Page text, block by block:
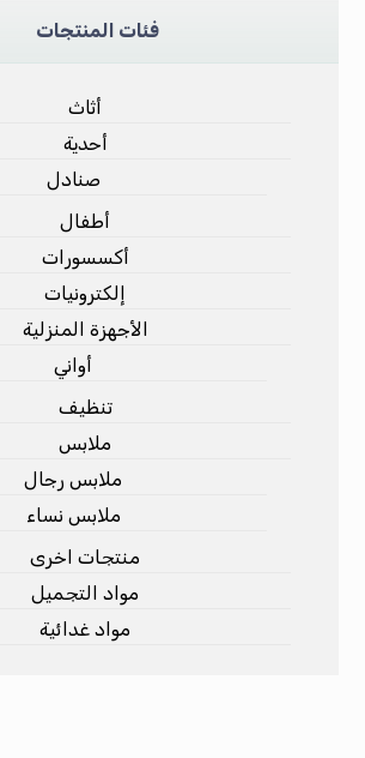
فئات المنتجات
أثاث
أحدية
صنادل
أطفال
أكسسورات
إلكترونيات
الأجهزة المنزلية
أواني
تنظيف
ملابس
ملابس رجال
ملابس نساء
منتجات اخرى
مواد التجميل
مواد غدائية